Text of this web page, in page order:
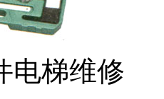
电梯维修